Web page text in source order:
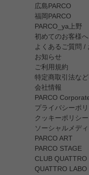
広島PARCO
福岡PARCO
PARCO_ya上野
初めてのお客様へ
よくあるご質問 /
お知らせ
ご利用規約
特定商取引法な
会社情報
PARCO
プライバシーポ
クッキーポリシー
ソーシャルメデ
PARCO ART
PARCO STAGE
CLUB QUATTRO
QUATTRO LABO